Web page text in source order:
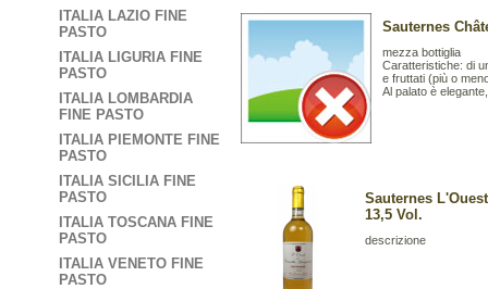
ITALIA LAZIO FINE
PASTO
ITALIA LIGURIA FINE
PASTO
ITALIA LOMBARDIA
FINE PASTO
ITALIA PIEMONTE FINE
PASTO
ITALIA SICILIA FINE
PASTO
ITALIA TOSCANA FINE
PASTO
ITALIA VENETO FINE
PASTO
Sauternes
mezza bottiglia
Caratteristiche: di
e fruttati (più o
Al palato è
Sauternes
13,5 Vol.
descrizione